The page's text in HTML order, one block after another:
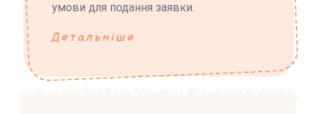
умови для подання заявки.
Детальніше